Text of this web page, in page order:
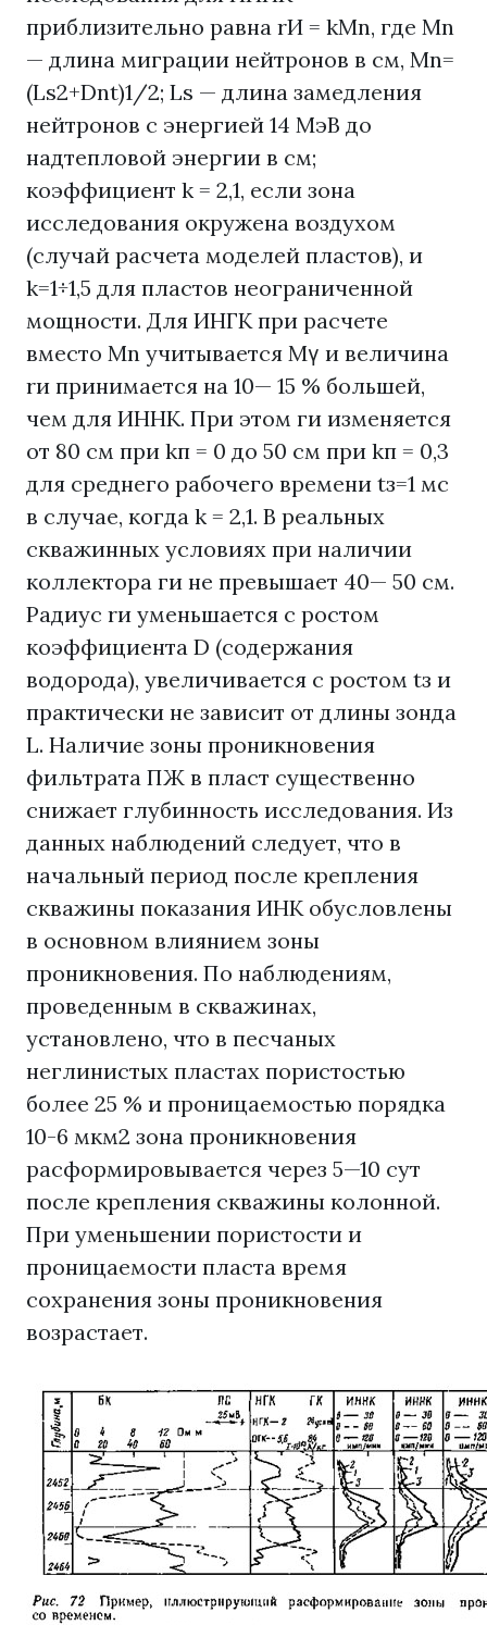
приблизительно равна rИ = kМn, где Мn
— длина миграции нейтронов в см, Мn=
(Ls2+Dnt)1/2; Ls — длина замедления
нейтронов с энергией 14 МэВ до
надтепловой энергии в см;
коэффициент k = 2,1, если зона
исследования окружена воздухом
(случай расчета моделей пластов), и
k=1÷1,5 для пластов неограниченной
мощности. Для ИНГК при расчете
вместо Мn учитывается Мγ и величина
rи принимается на 10— 15 % большей,
чем для ИННК. При этом ги изменяется
от 80 см при kп = 0 до 50 см при kп = 0,3
для среднего рабочего времени tз=1 мс
в случае, когда k = 2,1. В реальных
скважинных условиях при наличии
коллектора ги не превышает 40— 50 см.
Радиус rи уменьшается с ростом
коэффициента D (содержания
водорода), увеличивается с ростом tз и
практически не зависит от длины зонда
L. Наличие зоны проникновения
фильтрата ПЖ в пласт существенно
снижает глубинность исследования. Из
данных наблюдений следует, что в
начальный период после крепления
скважины показания ИНК обусловлены
в основном влиянием зоны
проникновения. По наблюдениям,
проведенным в скважинах,
установлено, что в песчаных
неглинистых пластах пористостью
более 25 % и проницаемостью порядка
10-6 мкм2 зона проникновения
расформировывается через 5—10 сут
после крепления скважины колонной.
При уменьшении пористости и
проницаемости пласта время
сохранения зоны проникновения
возрастает.